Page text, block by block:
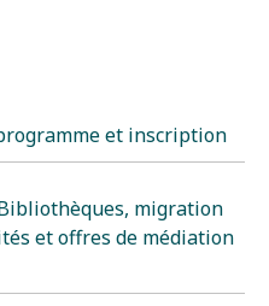
et inscription
migration
et offres de médiation